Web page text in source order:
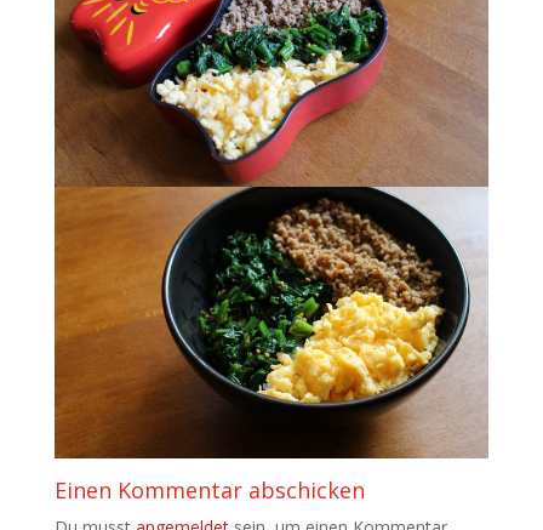
Einen Kommentar abschicken